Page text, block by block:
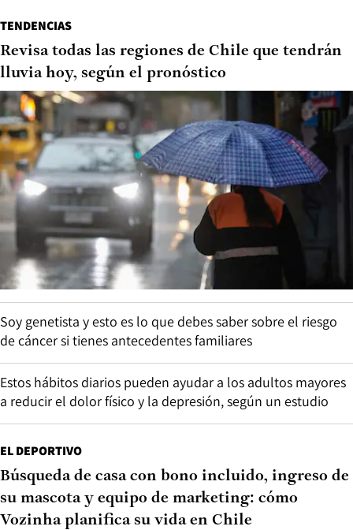
TENDENCIAS
Revisa todas las regiones de Chile que tendrán
lluvia hoy, según el pronóstico
Soy genetista y esto es lo que debes saber sobre el riesgo
de cáncer si tienes antecedentes familiares
Estos hábitos diarios pueden ayudar a los adultos mayores
a reducir el dolor físico y la depresión, según un estudio
EL DEPORTIVO
Búsqueda de casa con bono incluido, ingreso de
su mascota y equipo de marketing: cómo
Vozinha planifica su vida en Chile